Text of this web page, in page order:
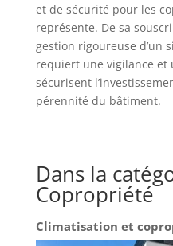
et de sécurité pour les
représente. De sa
gestion rigoureuse d’un
requiert une vigilance et
sécurisent
pérennité du bâtiment.
Dans la
Copropriété
Climatisation et